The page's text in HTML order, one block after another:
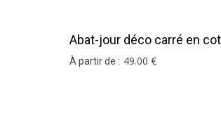
Abat-jour déco carré en
pâle
À partir de : 49.00 €